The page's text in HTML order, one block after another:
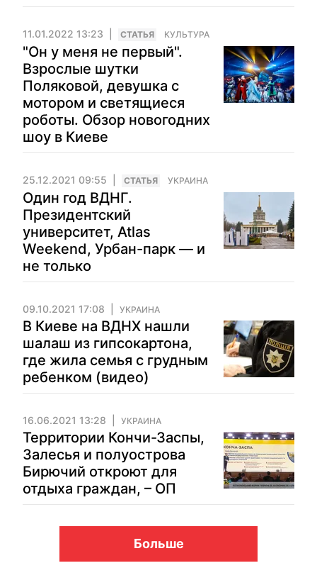
11.01.2022 13:23 CТАТЬЯ КУЛЬТУРА
"Он у меня не первый".
Взрослые шутки
Поляковой, девушка с
мотором и светящиеся
роботы. Обзор новогодних
шоу в Киеве
25.12.2021 09:55 CТАТЬЯ УКРАИНА
Один год ВДНГ.
Президентский
университет, Atlas
Weekend, Урбан-парк — и
не только
09.10.2021 17:08 УКРАИНА
В Киеве на ВДНХ нашли
шалаш из гипсокартона,
где жила семья с грудным
ребенком (видео)
16.06.2021 13:28 УКРАИНА
Территории Кончи-Заспы,
Залесья и полуострова
Бирючий откроют для
отдыха граждан, – ОП
Больше